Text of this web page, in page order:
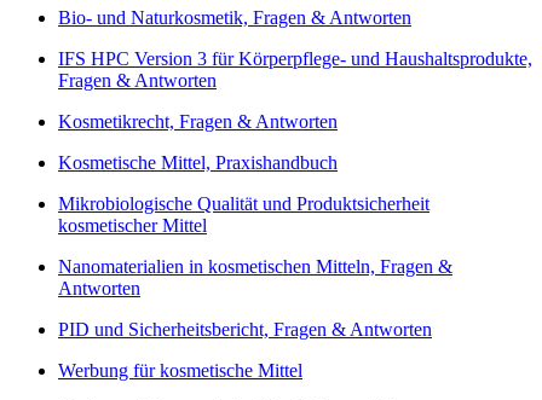
Bio- und Naturkosmetik, Fragen & Antworten
IFS HPC Version 3 für Körperpflege- und Haushaltsprodukte,
Fragen & Antworten
Kosmetikrecht, Fragen & Antworten
Kosmetische Mittel, Praxishandbuch
Mikrobiologische Qualität und Produktsicherheit
kosmetischer Mittel
Nanomaterialien in kosmetischen Mitteln, Fragen &
Antworten
PID und Sicherheitsbericht, Fragen & Antworten
Werbung für kosmetische Mittel